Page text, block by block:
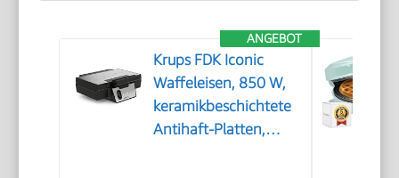
ANGEBOT
Krups FDK Iconic
Waffeleisen, 850 W,
keramikbeschichtete
Antihaft-Platten,